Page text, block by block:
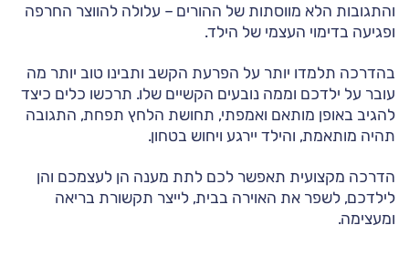
והתגובות הלא מווסתות של ההורים – עלולה להווצר החרפה
ופגיעה בדימוי העצמי של הילד.
בהדרכה תלמדו יותר על הפרעת הקשב ותבינו טוב יותר מה
עובר על ילדכם וממה נובעים הקשיים שלו. תרכשו כלים כיצד
להגיב באופן מותאם ואמפתי, תחושת הלחץ תפחת, התגובה
תהיה מותאמת, והילד יירגע ויחוש בטחון.
הדרכה מקצועית תאפשר לכם לתת מענה הן לעצמכם והן
לילדכם, לשפר את האוירה בבית, לייצר תקשורת בריאה
ומעצימה.